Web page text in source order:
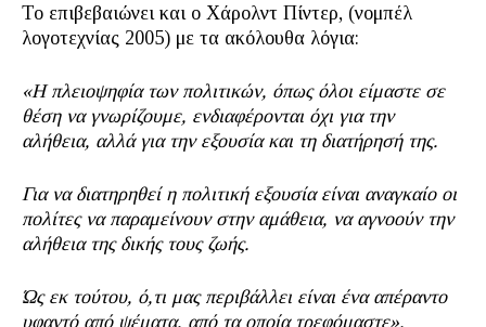
Το επιβεβαιώνει και ο Χάρολντ Πίντερ, (νομπέλ
λογοτεχνίας 2005) με τα ακόλουθα λόγια:
«Η πλειοψηφία των πολιτικών, όπως όλοι είμαστε σε
θέση να γνωρίζουμε, ενδιαφέρονται όχι για την
αλήθεια, αλλά για την εξουσία και τη διατήρησή της.
Για να διατηρηθεί η πολιτική εξουσία είναι αναγκαίο οι
πολίτες να παραμείνουν στην αμάθεια, να αγνοούν την
αλήθεια της δικής τους ζωής.
Ώς εκ τούτου, ό,τι μας περιβάλλει είναι ένα απέραντο
υφαντό από ψέματα, από τα οποία τρεφόμαστε».